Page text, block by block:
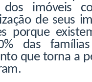
dos imóveis
de seus
porque
das
que torna a